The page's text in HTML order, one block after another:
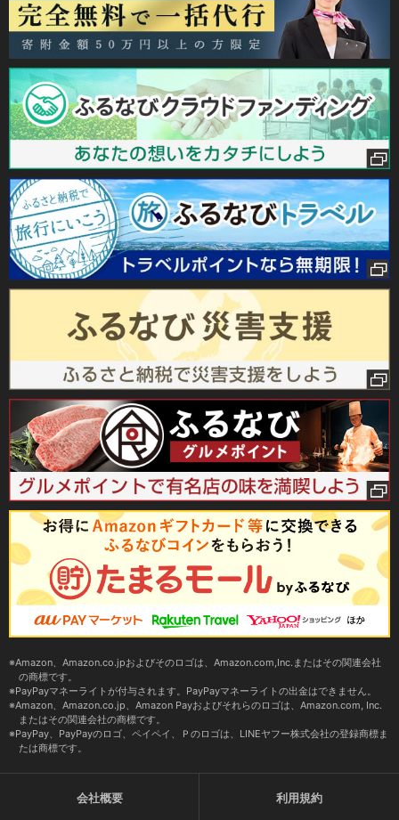
Amazon、Amazon.co.jpおよびそのロゴは、Amazon.com,Inc.またはその関連会社
の商標です。
PayPayマネーライトが付与されます。PayPayマネーライトの出金はできません。
Amazon、Amazon.co.jp、Amazon Payおよびそれらのロゴは、Amazon.com, Inc.
またはその関連会社の商標です。
PayPay、PayPayのロゴ、ペイペイ、Ｐのロゴは、LINEヤフー株式会社の登録商標ま
たは商標です。
会社概要 利用規約